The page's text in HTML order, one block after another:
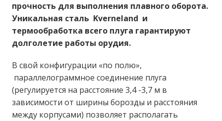
прочность для выполнения плавного оборота.
Уникальная сталь Kverneland и
термообработка всего плуга гарантируют
долголетие работы орудия.
В свой конфигурации «по полю»,
параллелограммное соединение плуга
(регулируется на расстояние 3,4 -3,7 м в
зависимости от ширины борозды и расстояния
между корпусами) позволяет располагать